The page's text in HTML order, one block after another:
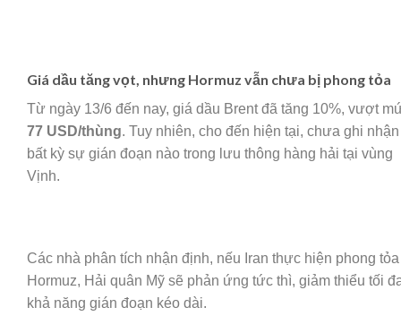
Giá dầu tăng vọt, nhưng Hormuz vẫn chưa bị phong tỏa
Từ ngày 13/6 đến nay, giá dầu Brent đã tăng 10%, vượt
77 USD/thùng. Tuy nhiên, cho đến hiện tại, chưa ghi nhận
bất kỳ sự gián đoạn nào trong lưu thông hàng hải tại vùng
Vịnh.
Các nhà phân tích nhận định, nếu Iran thực hiện phong tỏa
Hormuz, Hải quân Mỹ sẽ phản ứng tức thì, giảm thiểu tối
khả năng gián đoạn kéo dài.